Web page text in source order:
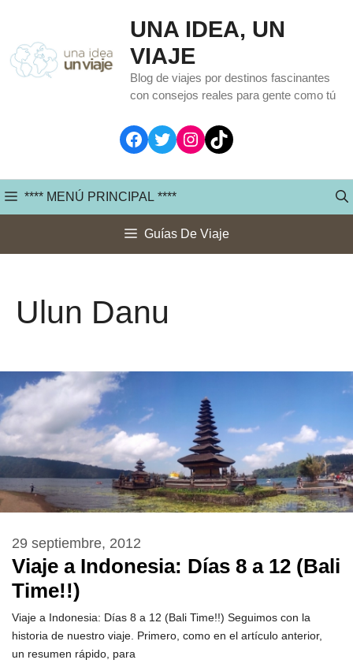
contenido
UNA IDEA, UN
VIAJE
Blog de viajes por destinos fascinantes
con consejos reales para gente como tú
Facebook
TwitterInstagram
TikTok
**** MENÚ PRINCIPAL ****
Guías De Viaje
Ulun Danu
Viaje a Indonesia: Días 8 a 12 (Bali
Time!!)
29 septiembre, 2012
Viaje a Indonesia: Días 8 a 12 (Bali Time!!) Seguimos con la
historia de nuestro viaje. Primero, como en el artículo anterior,
un resumen rápido, para